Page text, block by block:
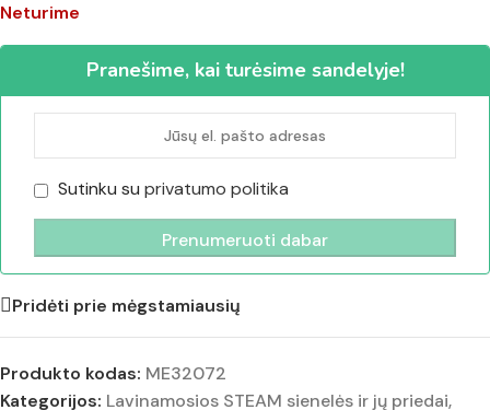
Neturime
Pranešime, kai turėsime sandelyje!
Sutinku su privatumo politika
Pridėti prie mėgstamiausių
Produkto kodas: ME32072
Kategorijos: Lavinamosios STEAM sienelės ir jų priedai,